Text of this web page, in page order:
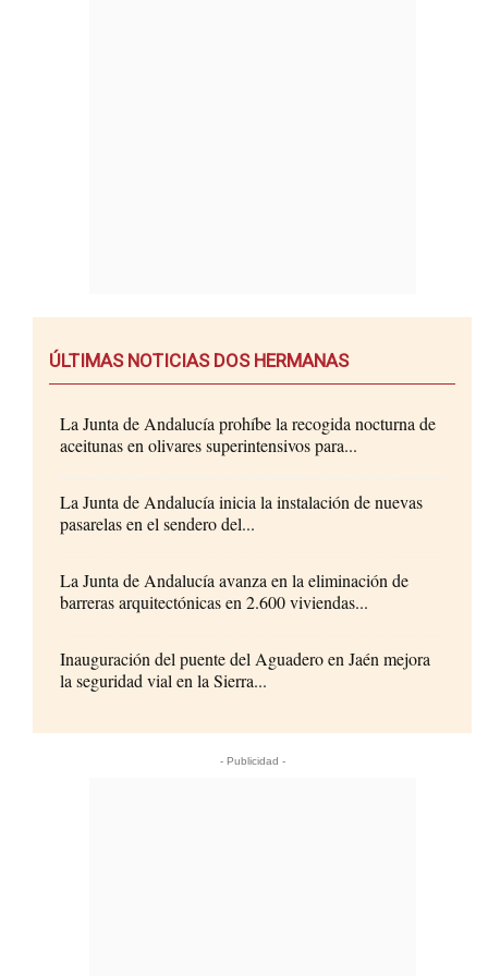
ÚLTIMAS NOTICIAS DOS HERMANAS
La Junta de Andalucía prohíbe la recogida nocturna de
aceitunas en olivares superintensivos para...
La Junta de Andalucía inicia la instalación de nuevas
pasarelas en el sendero del...
La Junta de Andalucía avanza en la eliminación de
barreras arquitectónicas en 2.600 viviendas...
Inauguración del puente del Aguadero en Jaén mejora
la seguridad vial en la Sierra...
- Publicidad -